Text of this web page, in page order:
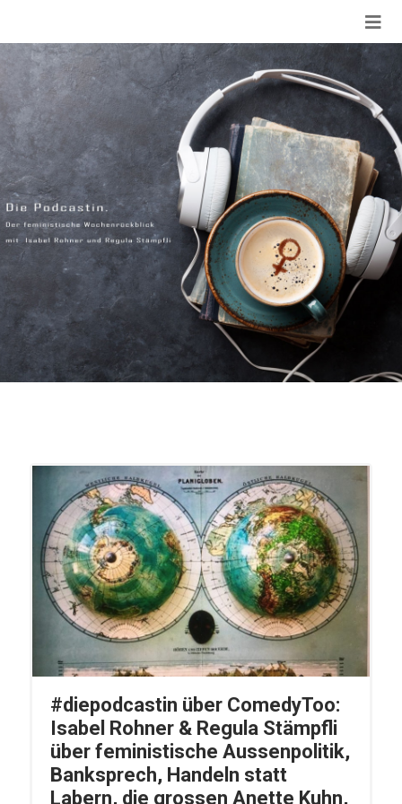
#diepodcastin über ComedyToo:
Isabel Rohner & Regula Stämpfli
über feministische Aussenpolitik,
Banksprech, Handeln statt
Labern, die grossen Anette Kuhn,